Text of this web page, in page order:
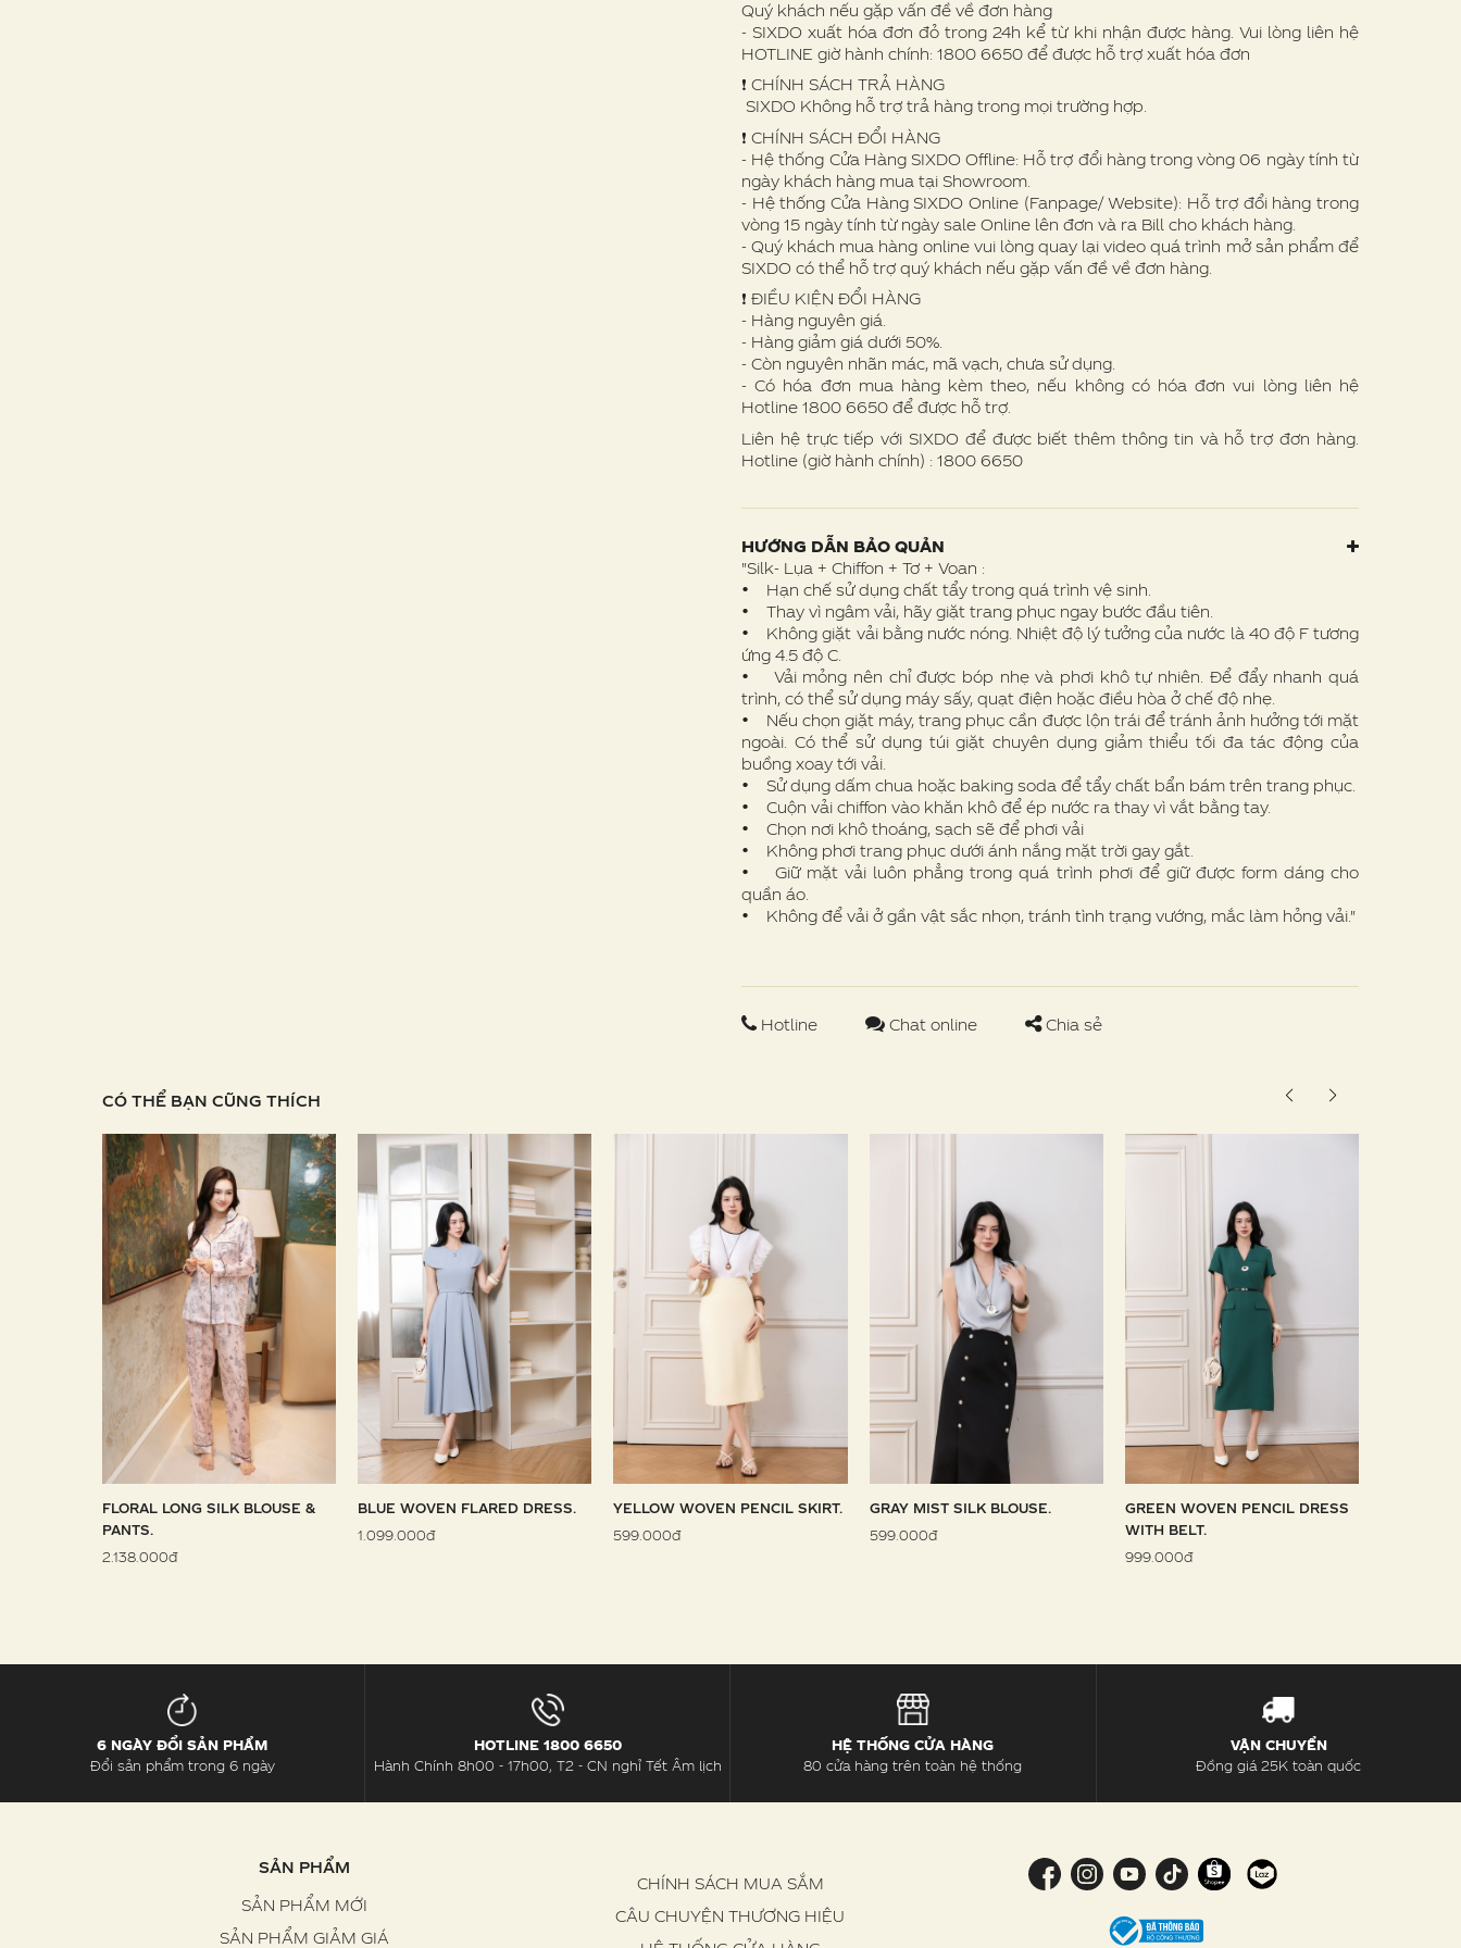
Quý khách nếu gặp vấn đề về đơn hàng
- SIXDO xuất hóa đơn đỏ trong 24h kể từ khi nhận được hàng. Vui lòng liên hệ
HOTLINE giờ hành chính: 1800 6650 để được hỗ trợ xuất hóa đơn
❗️ CHÍNH SÁCH TRẢ HÀNG
SIXDO Không hỗ trợ trả hàng trong mọi trường hợp.
❗️ CHÍNH SÁCH ĐỔI HÀNG
- Hệ thống Cửa Hàng SIXDO Offline: Hỗ trợ đổi hàng trong vòng 06 ngày tính từ
ngày khách hàng mua tại Showroom.
- Hệ thống Cửa Hàng SIXDO Online (Fanpage/ Website): Hỗ trợ đổi hàng trong
vòng 15 ngày tính từ ngày sale Online lên đơn và ra Bill cho khách hàng.
- Quý khách mua hàng online vui lòng quay lại video quá trình mở sản phẩm để
SIXDO có thể hỗ trợ quý khách nếu gặp vấn đề về đơn hàng.
❗ ️ĐIỀU KIỆN ĐỔI HÀNG
- Hàng nguyên giá.
- Hàng giảm giá dưới 50%.
- Còn nguyên nhãn mác, mã vạch, chưa sử dụng.
- Có hóa đơn mua hàng kèm theo, nếu không có hóa đơn vui lòng liên hệ
Hotline 1800 6650 để được hỗ trợ.
Liên hệ trực tiếp với SIXDO để được biết thêm thông tin và hỗ trợ đơn hàng.
Hotline (giờ hành chính) : 1800 6650
HƯỚNG DẪN BẢO QUẢN
"Silk- Lụa + Chiffon + Tơ + Voan :
• Hạn chế sử dụng chất tẩy trong quá trình vệ sinh.
• Thay vì ngâm vải, hãy giặt trang phục ngay bước đầu tiên.
• Không giặt vải bằng nước nóng. Nhiệt độ lý tưởng của nước là 40 độ F tương
ứng 4.5 độ C.
• Vải mỏng nên chỉ được bóp nhẹ và phơi khô tự nhiên. Để đẩy nhanh quá
trình, có thể sử dụng máy sấy, quạt điện hoặc điều hòa ở chế độ nhẹ.
• Nếu chọn giặt máy, trang phục cần được lộn trái để tránh ảnh hưởng tới mặt
ngoài. Có thể sử dụng túi giặt chuyên dụng giảm thiểu tối đa tác động của
buồng xoay tới vải.
• Sử dụng dấm chua hoặc baking soda để tẩy chất bẩn bám trên trang phục.
• Cuộn vải chiffon vào khăn khô để ép nước ra thay vì vắt bằng tay.
• Chọn nơi khô thoáng, sạch sẽ để phơi vải
• Không phơi trang phục dưới ánh nắng mặt trời gay gắt.
• Giữ mặt vải luôn phẳng trong quá trình phơi để giữ được form dáng cho
quần áo.
• Không để vải ở gần vật sắc nhọn, tránh tình trạng vướng, mắc làm hỏng vải."
Hotline Chat online Chia sẻ
CÓ THỂ BẠN CŨNG THÍCH
FLORAL LONG SILK BLOUSE &
PANTS.
2.138.000đ
BLUE WOVEN FLARED DRESS.
1.099.000đ
YELLOW WOVEN PENCIL SKIRT.
599.000đ
GRAY MIST SILK BLOUSE.
599.000đ
GREEN WOVEN PENCIL DRESS
WITH BELT.
999.000đ
6 NGÀY ĐỔI SẢN PHẨM
Đổi sản phẩm trong 6 ngày
HOTLINE 1800 6650
Hành Chính 8h00 - 17h00, T2 - CN nghỉ Tết Âm lịch
HỆ THỐNG CỬA HÀNG
80 cửa hàng trên toàn hệ thống
VẬN CHUYỂN
Đồng giá 25K toàn quốc
SẢN PHẨM
SẢN PHẨM MỚI
SẢN PHẨM GIẢM GIÁ
CHÍNH SÁCH MUA SẮM
CÂU CHUYỆN THƯƠNG HIỆU